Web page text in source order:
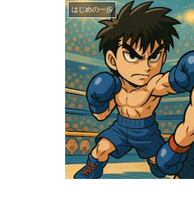
はじめの一歩